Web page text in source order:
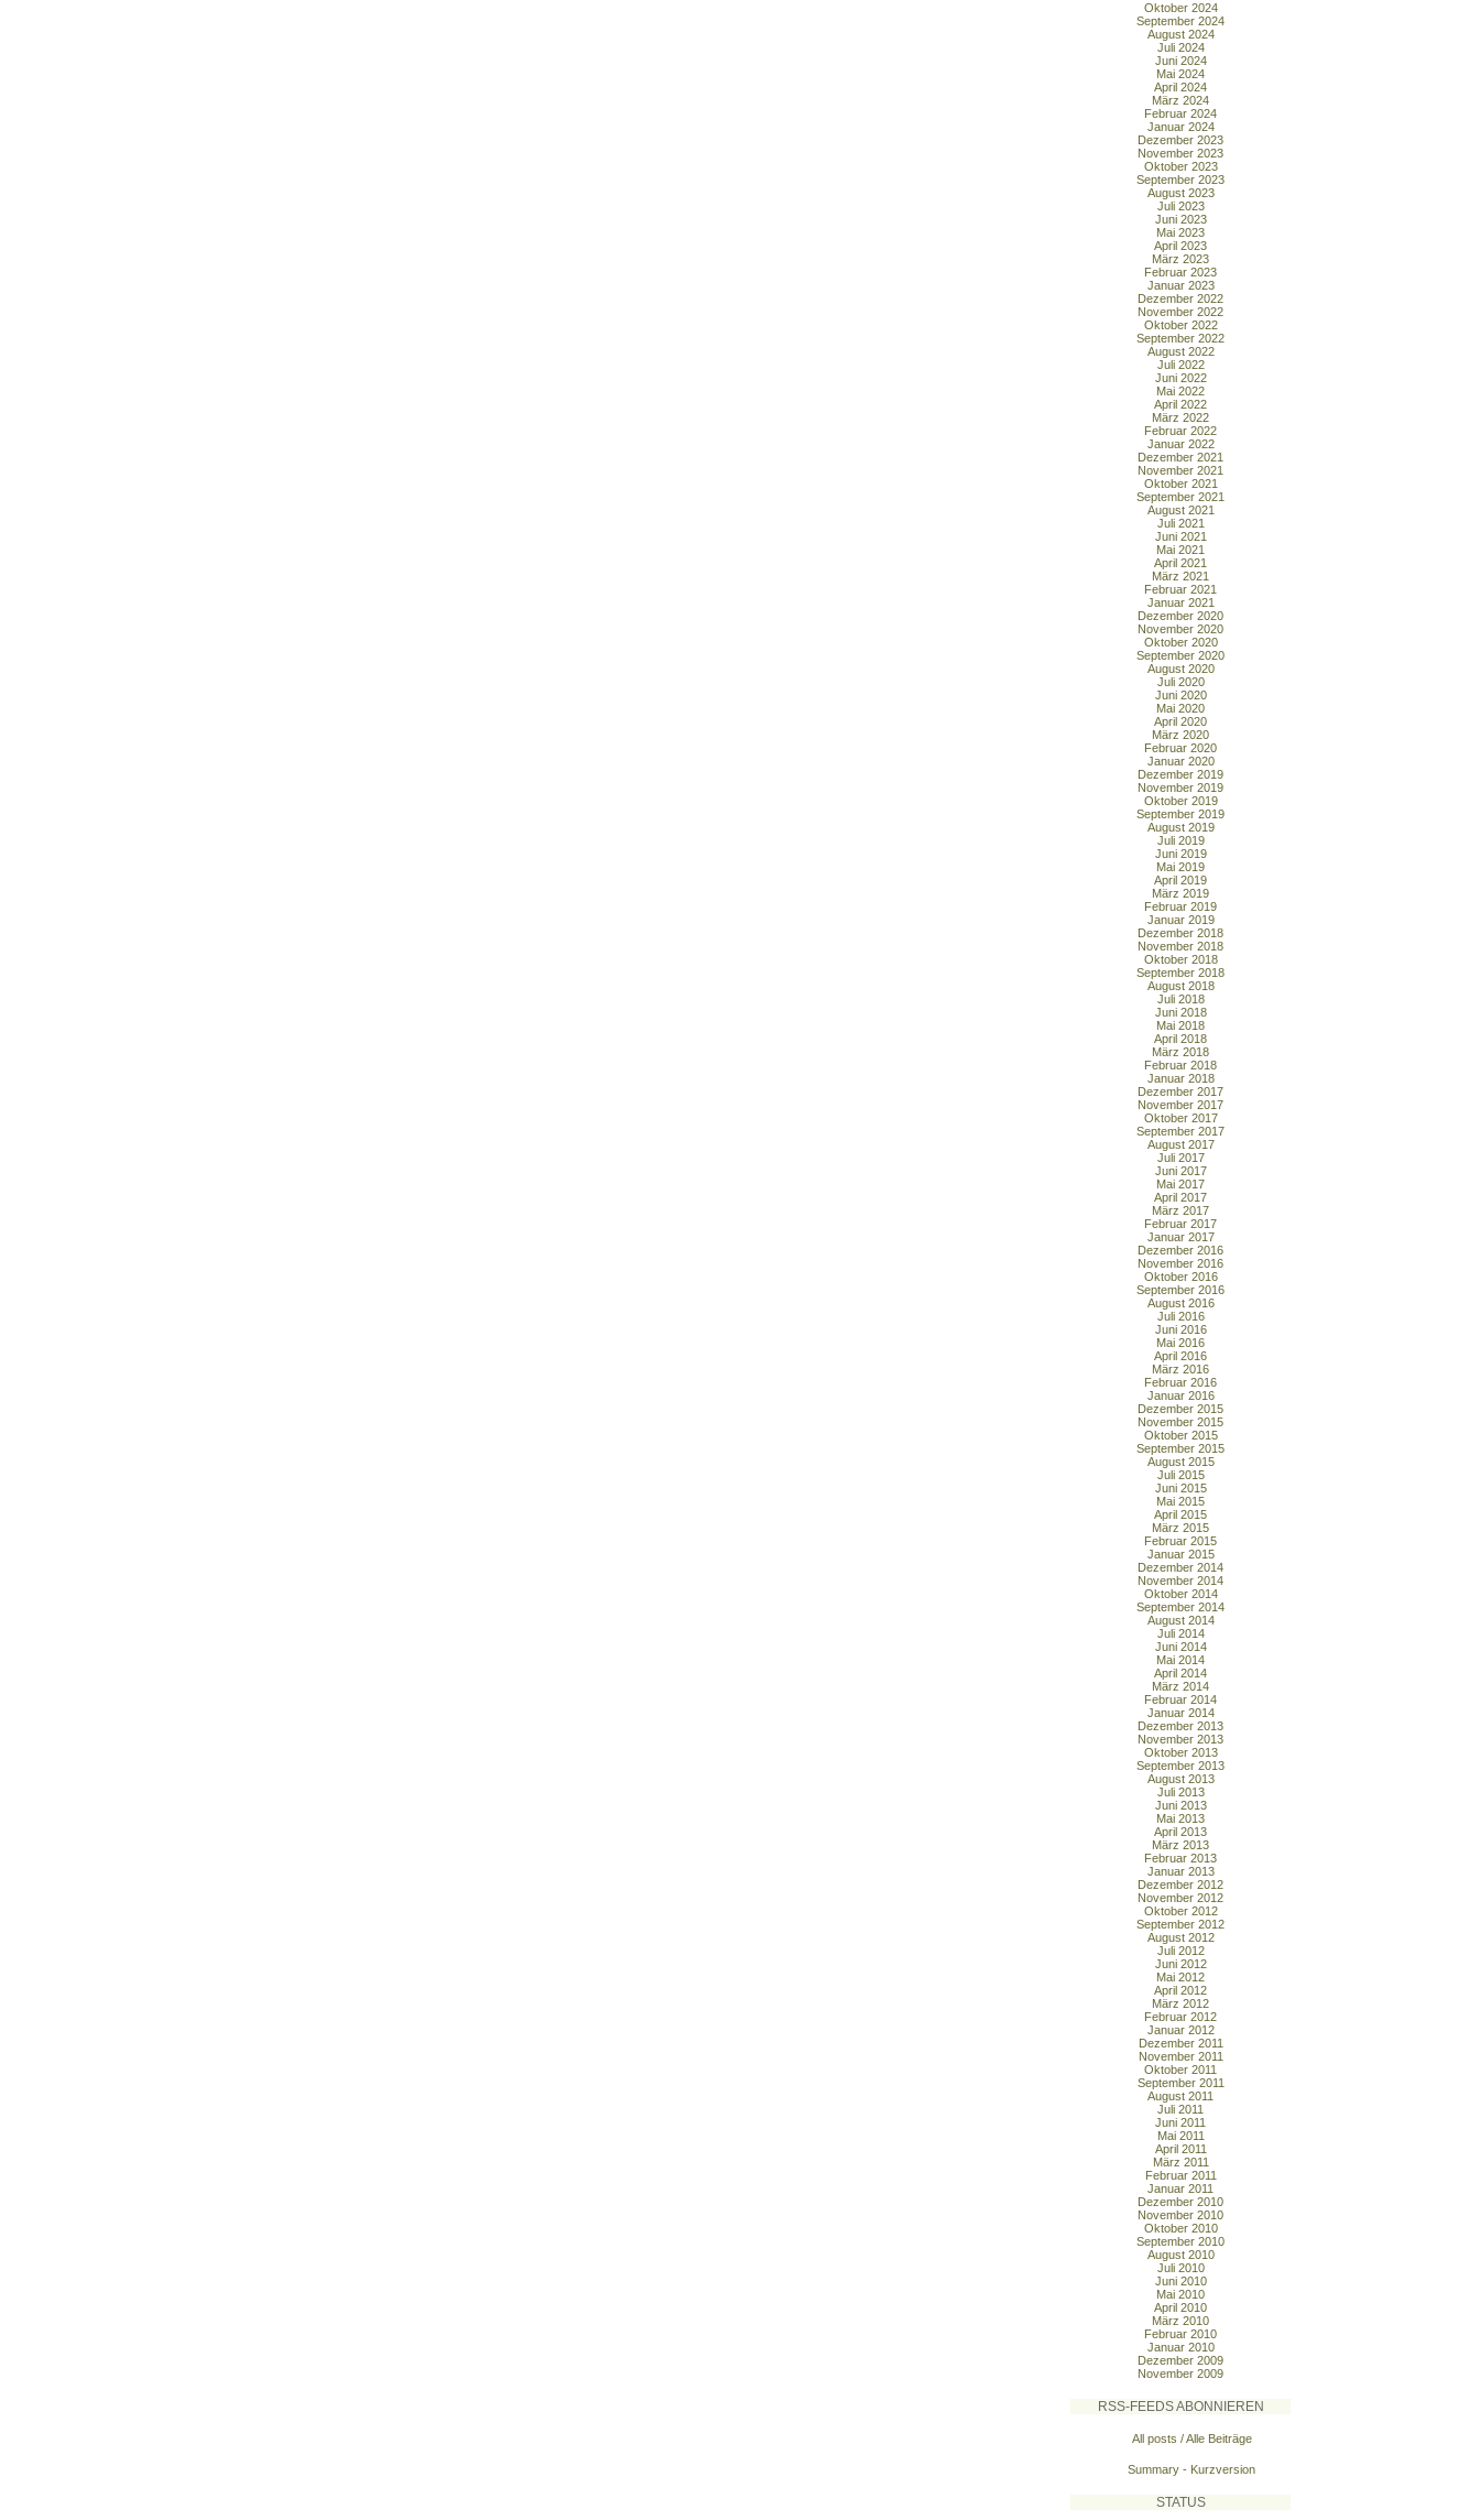
Oktober 2024
September 2024
August 2024
Juli 2024
Juni 2024
Mai 2024
April 2024
März 2024
Februar 2024
Januar 2024
Dezember 2023
November 2023
Oktober 2023
September 2023
August 2023
Juli 2023
Juni 2023
Mai 2023
April 2023
März 2023
Februar 2023
Januar 2023
Dezember 2022
November 2022
Oktober 2022
September 2022
August 2022
Juli 2022
Juni 2022
Mai 2022
April 2022
März 2022
Februar 2022
Januar 2022
Dezember 2021
November 2021
Oktober 2021
September 2021
August 2021
Juli 2021
Juni 2021
Mai 2021
April 2021
März 2021
Februar 2021
Januar 2021
Dezember 2020
November 2020
Oktober 2020
September 2020
August 2020
Juli 2020
Juni 2020
Mai 2020
April 2020
März 2020
Februar 2020
Januar 2020
Dezember 2019
November 2019
Oktober 2019
September 2019
August 2019
Juli 2019
Juni 2019
Mai 2019
April 2019
März 2019
Februar 2019
Januar 2019
Dezember 2018
November 2018
Oktober 2018
September 2018
August 2018
Juli 2018
Juni 2018
Mai 2018
April 2018
März 2018
Februar 2018
Januar 2018
Dezember 2017
November 2017
Oktober 2017
September 2017
August 2017
Juli 2017
Juni 2017
Mai 2017
April 2017
März 2017
Februar 2017
Januar 2017
Dezember 2016
November 2016
Oktober 2016
September 2016
August 2016
Juli 2016
Juni 2016
Mai 2016
April 2016
März 2016
Februar 2016
Januar 2016
Dezember 2015
November 2015
Oktober 2015
September 2015
August 2015
Juli 2015
Juni 2015
Mai 2015
April 2015
März 2015
Februar 2015
Januar 2015
Dezember 2014
November 2014
Oktober 2014
September 2014
August 2014
Juli 2014
Juni 2014
Mai 2014
April 2014
März 2014
Februar 2014
Januar 2014
Dezember 2013
November 2013
Oktober 2013
September 2013
August 2013
Juli 2013
Juni 2013
Mai 2013
April 2013
März 2013
Februar 2013
Januar 2013
Dezember 2012
November 2012
Oktober 2012
September 2012
August 2012
Juli 2012
Juni 2012
Mai 2012
April 2012
März 2012
Februar 2012
Januar 2012
Dezember 2011
November 2011
Oktober 2011
September 2011
August 2011
Juli 2011
Juni 2011
Mai 2011
April 2011
März 2011
Februar 2011
Januar 2011
Dezember 2010
November 2010
Oktober 2010
September 2010
August 2010
Juli 2010
Juni 2010
Mai 2010
April 2010
März 2010
Februar 2010
Januar 2010
Dezember 2009
November 2009
RSS-FEEDS ABONNIEREN
All posts / Alle Beiträge
Summary - Kurzversion
STATUS